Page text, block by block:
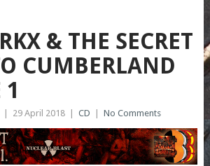
& THE SECRET
CUMBERLAND
29 April 2018 CD No Comments